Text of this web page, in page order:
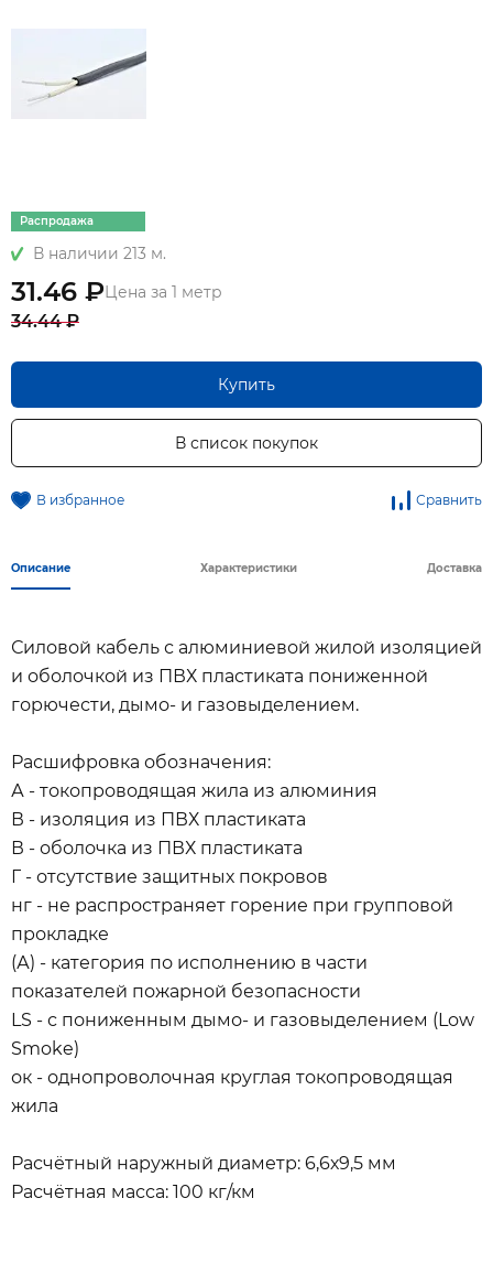
Распродажа
В наличии 213 м.
31.46 ₽Цена за 1 метр
34.44 ₽
Купить
В список покупок
В избранное Сравнить
Описание Характеристики Доставка
Силовой кабель с алюминиевой жилой изоляцией
и оболочкой из ПВХ пластиката пониженной
горючести, дымо- и газовыделением.
Расшифровка обозначения:
А - токопроводящая жила из алюминия
В - изоляция из ПВХ пластиката
В - оболочка из ПВХ пластиката
Г - отсутствие защитных покровов
нг - не распространяет горение при групповой
прокладке
(А) - категория по исполнению в части
показателей пожарной безопасности
LS - с пониженным дымо- и газовыделением (Low
Smoke)
ок - однопроволочная круглая токопроводящая
жила
Расчётный наружный диаметр: 6,6х9,5 мм
Расчётная масса: 100 кг/км